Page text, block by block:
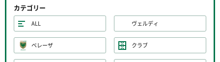
カテゴリー
ALL ヴェルディ
ベレーザ クラブ